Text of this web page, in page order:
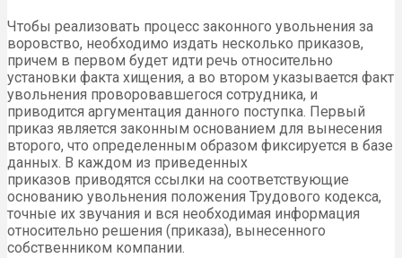
Чтобы реализовать процесс законного увольнения за
воровство, необходимо издать несколько приказов,
причем в первом будет идти речь относительно
установки факта хищения, а во втором указывается факт
увольнения проворовавшегося сотрудника, и
приводится аргументация данного поступка. Первый
приказ является законным основанием для вынесения
второго, что определенным образом фиксируется в базе
данных. В каждом из приведенных
приказов приводятся ссылки на соответствующие
основанию увольнения положения Трудового кодекса,
точные их звучания и вся необходимая информация
относительно решения (приказа), вынесенного
собственником компании.